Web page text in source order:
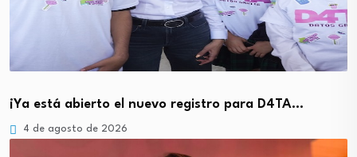
¡Ya está abierto el nuevo registro para D4TA…
4 de agosto de 2026